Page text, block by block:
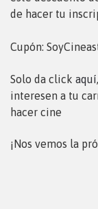
de hacer tu
Cupón:
Solo da click aquí
interesen a tu
hacer cine
¡Nos vemos la